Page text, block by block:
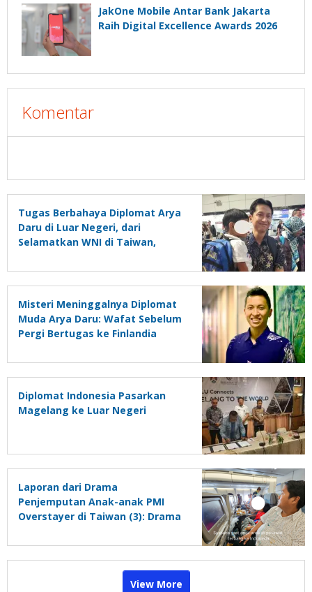
JakOne Mobile Antar Bank Jakarta
Raih Digital Excellence Awards 2026
Komentar
Tugas Berbahaya Diplomat Arya
Daru di Luar Negeri, dari
Selamatkan WNI di Taiwan,
Misteri Meninggalnya Diplomat
Muda Arya Daru: Wafat Sebelum
Pergi Bertugas ke Finlandia
Diplomat Indonesia Pasarkan
Magelang ke Luar Negeri
Laporan dari Drama
Penjemputan Anak-anak PMI
Overstayer di Taiwan (3): Drama
Jakarta
View More